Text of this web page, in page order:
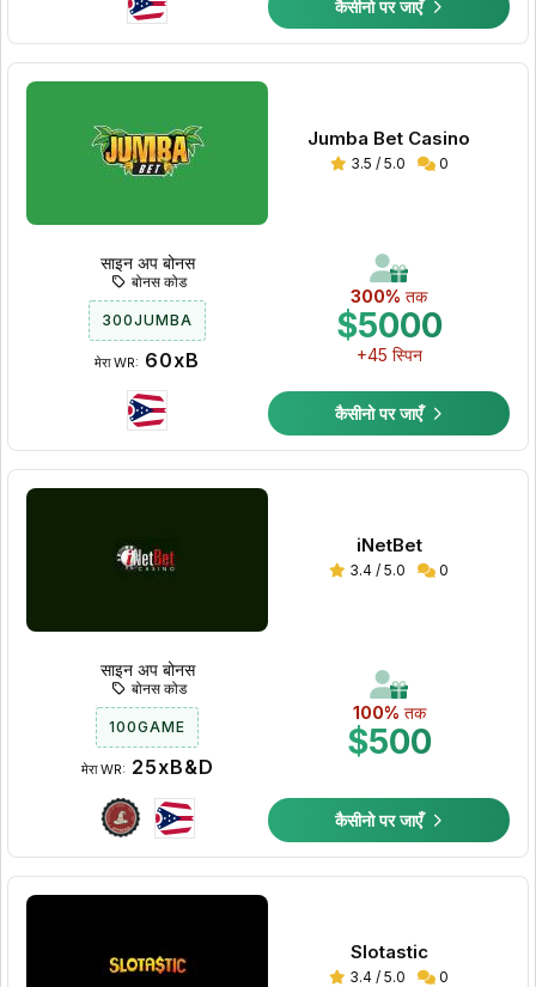
कैसीनो पर जाएँ
Jumba Bet Casino
3.5 / 5.0 0
300% तक
$5000
+45 स्पिन
साइन अप बोनस
बोनस कोड
300JUMBA
मेरा WR: 60xB
कैसीनो पर जाएँ
iNetBet
3.4 / 5.0 0
100% तक
$500
साइन अप बोनस
बोनस कोड
100GAME
मेरा WR: 25xB&D
कैसीनो पर जाएँ
Slotastic
3.4 / 5.0 0